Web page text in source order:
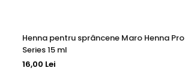
Henna pentru sprâncene Maro Henna Pro
Series 15 ml
16,00 Lei